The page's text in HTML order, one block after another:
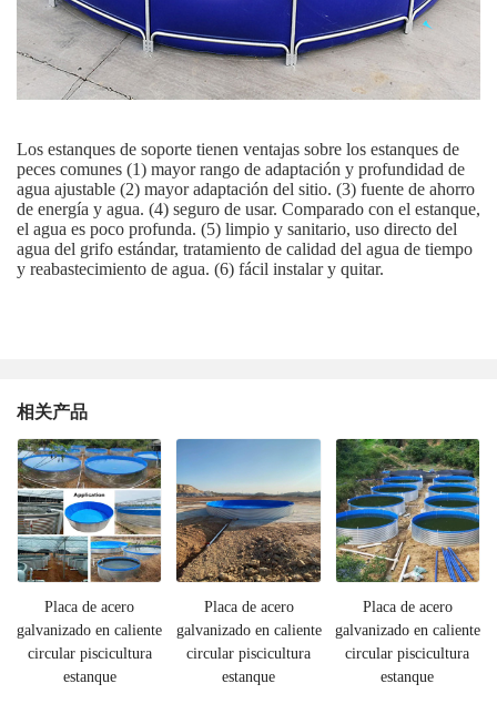
Los estanques de soporte tienen ventajas sobre los estanques de
peces comunes (1) mayor rango de adaptación y profundidad de
agua ajustable (2) mayor adaptación del sitio. (3) fuente de ahorro
de energía y agua. (4) seguro de usar. Comparado con el estanque,
el agua es poco profunda. (5) limpio y sanitario, uso directo del
agua del grifo estándar, tratamiento de calidad del agua de tiempo
y reabastecimiento de agua. (6) fácil instalar y quitar.
相关产品
Placa de acero
galvanizado en caliente
circular piscicultura
estanque
Placa de acero
galvanizado en caliente
circular piscicultura
estanque
Placa de acero
galvanizado en caliente
circular piscicultura
estanque